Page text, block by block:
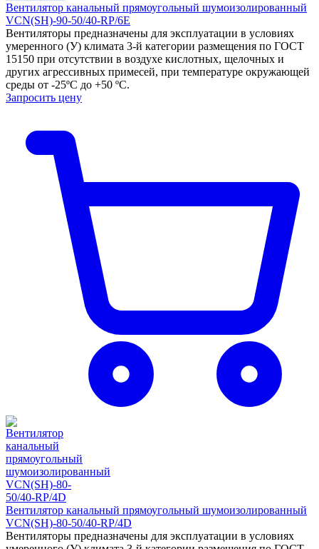
Вентилятор канальный прямоугольный шумоизолированный
VCN(SH)-90-50/40-RP/6E
Вентиляторы предназначены для эксплуатации в условиях
умеренного (У) климата 3-й категории размещения по ГОСТ
15150 при отсутствии в воздухе кислотных, щелочных и
других агрессивных примесей, при температуре окружающей
среды от -25ºС до +50 ºС.
Запросить цену
Вентилятор канальный прямоугольный шумоизолированный
VCN(SH)-80-50/40-RP/4D
Вентиляторы предназначены для эксплуатации в условиях